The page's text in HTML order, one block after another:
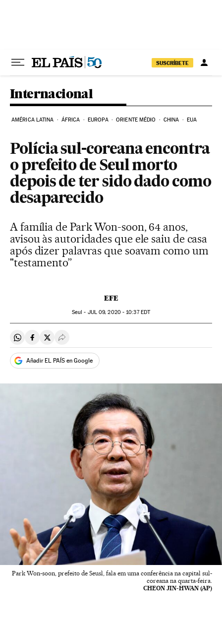
SUSCRÍBETE
Internacional
AMÉRICA LATINA ÁFRICA EUROPA ORIENTE MÉDIO CHINA EUA
Polícia sul-coreana encontra
o prefeito de Seul morto
depois de ter sido dado como
desaparecido
A família de Park Won-soon, 64 anos,
avisou às autoridades que ele saiu de casa
após dizer palavras que soavam como um
"testamento”
EFE
Seul - JUL09, 2020 - 10:37EDT
Compartir en Whatsapp
Compartir en Facebook
Compartir en Twitter
Desplegar Redes Sociales
Añadir EL PAÍS en Google
Park Won-soon, prefeito de Seusl, fala em uma conferência na capital sul-
coreana na quarta-feira.
CHEON JIN-HWAN (AP)